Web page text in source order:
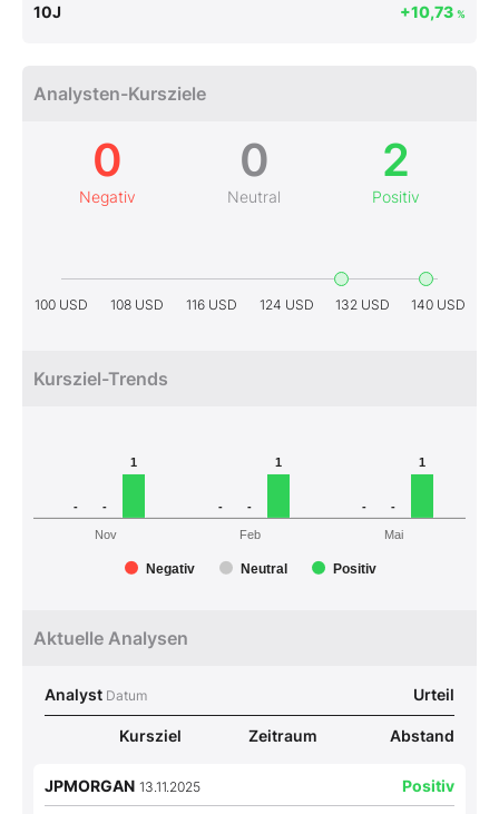
10J +10,73 %
Analysten-Kursziele
0
Negativ
0
Neutral
2
Positiv
100 USD 108 USD 116 USD 124 USD 132 USD 140 USD
Kursziel-Trends
- - -
- - -
1 1 1
Negativ Neutral Positiv
Nov Feb Mai
Aktuelle Analysen
Analyst Datum Urteil
Kursziel Zeitraum Abstand
JPMORGAN 13.11.2025 Positiv